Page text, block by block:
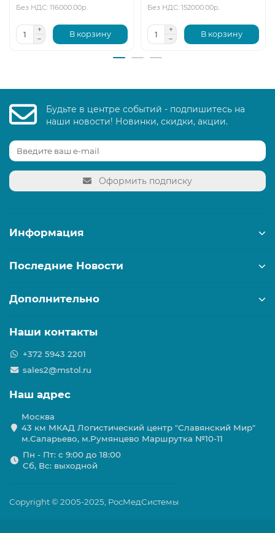
Без НДС: 116000.00р.
В корзину
Без НДС: 152000.00р.
В корзину
Будьте в центре событий - подпишитесь на
наши новости! Новинки, скидки, акции.
Оформить подписку
Информация
Последние Новости
Дополнительно
Наши контакты
+372 5943 2201
sales2@mstol.ru
Наш адрес
Москва
43 км МКАД Логистичеcкий центр "Славянский Мир"
м.Саларьево, м.Румянцево Маршрутка №10-11
Пн - Пт: с 9:00 до 18:00
Сб, Вс: выходной
Copyright © 2005-2025, РосМедСистемы